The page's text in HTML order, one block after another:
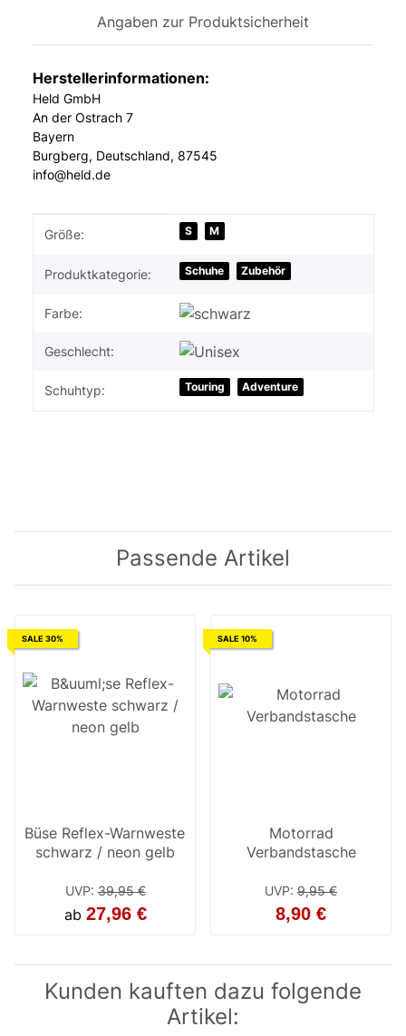
Angaben zur Produktsicherheit
Herstellerinformationen:
Held GmbH
An der Ostrach 7
Bayern
Burgberg, Deutschland, 87545
info@held.de
Produkteigenschaft
Wert
Größe: S M
Produktkategorie: Schuhe Zubehör
Farbe:
Geschlecht:
Schuhtyp: Touring Adventure
Passende Artikel
SALE 30%
Büse Reflex-Warnweste
schwarz / neon gelb
UVP:39,95 €
ab 27,96 €
SALE 10%
Motorrad
Verbandstasche
UVP: 9,95 €
8,90 €
Kunden kauften dazu folgende
Artikel: